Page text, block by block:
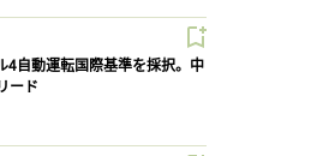
4自動運転国際基準を採択。中
ード